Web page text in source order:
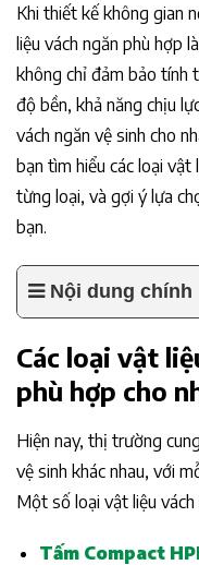
Khi thiết kế không gian
liệu vách ngăn phù hợp
không chỉ đảm bảo tính
độ bền, khả năng chịu
vách ngăn vệ sinh cho
bạn tìm hiểu các loại vật
từng loại, và gợi ý lựa
bạn.
Nội dung chính
Các loại vật
phù hợp cho
Hiện nay, thị trường
vệ sinh khác nhau, với
Một số loại vật liệu
Tấm Compact